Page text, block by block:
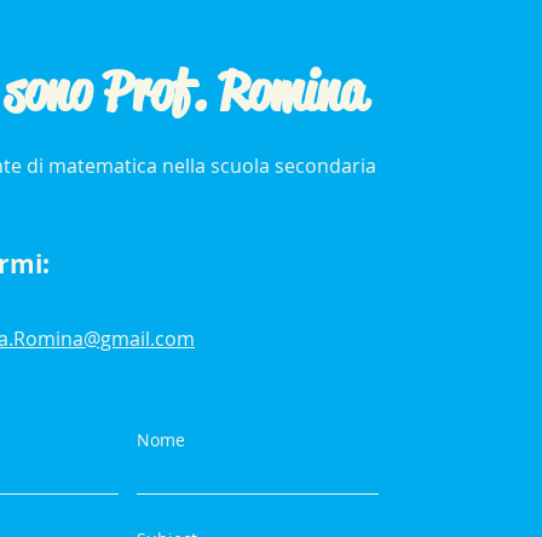
Prof. Romina
di matematica nella scuola secondaria
Nome